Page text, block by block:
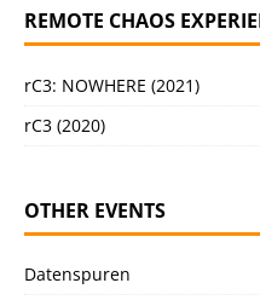
REMOTE CHAOS
rC3: NOWHERE (2021)
rC3 (2020)
OTHER EVENTS
Datenspuren